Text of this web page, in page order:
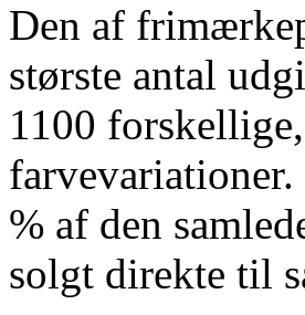
Den af
største antal
1100
% af den
solgt direkte til